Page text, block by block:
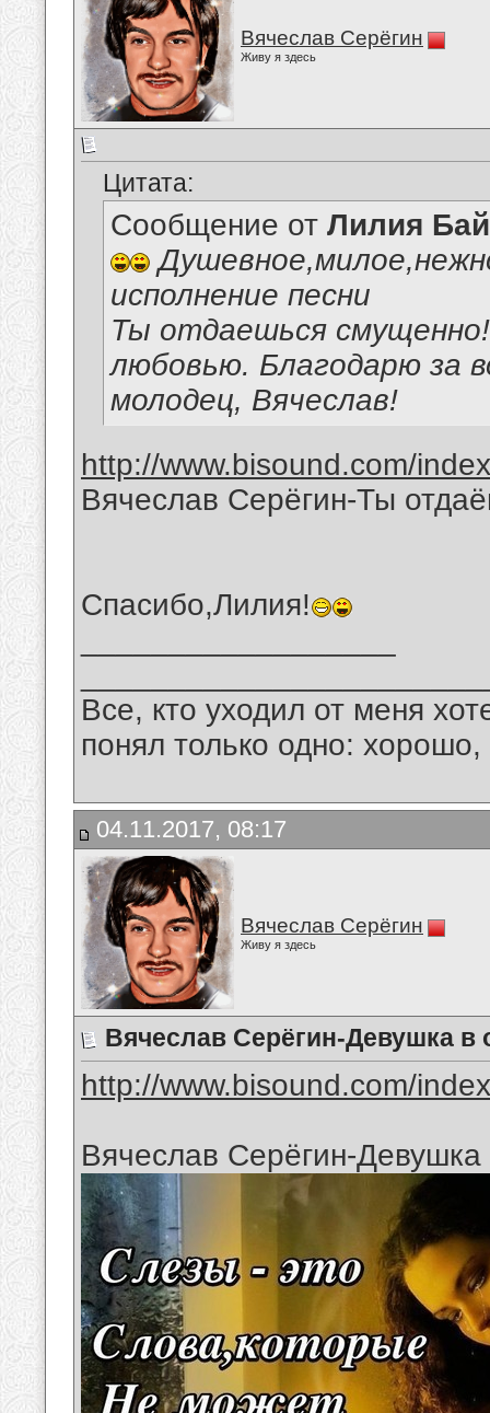
Вячеслав Серёгин
Живу я здесь
Цитата:
Сообщение от Лилия
исполнение песни
Ты отдаешься
любовью. Благодарю за
молодец, Вячеслав!
http://www.bisound.com/
Вячеслав Серёгин-Ты
Спасибо,Лилия!
Все, кто уходил от меня
понял только одно:
04.11.2017, 08:17
Вячеслав Серёгин
Живу я здесь
Вячеслав Серёгин-Девушка в
http://www.bisound.com/
Вячеслав Серёгин-Девушка